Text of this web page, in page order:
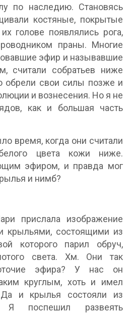
по наследию. Становясь
костяные, покрытые
голове появлялись рога,
праны. Многие
эфир и называвшие
считали собратьев ниже
обрели свои силы позже и
и вознесения. Но я не
как и большая часть
время, когда они считали
цвета кожи ниже.
эфиром, и правда мог
и нимб?
прислала изображение
крыльями, состоящими из
которого парил обруч,
света. Хм. Они так
эфира? У нас он
круглым, хоть и имел
и крылья состояли из
Я поспешил развеять